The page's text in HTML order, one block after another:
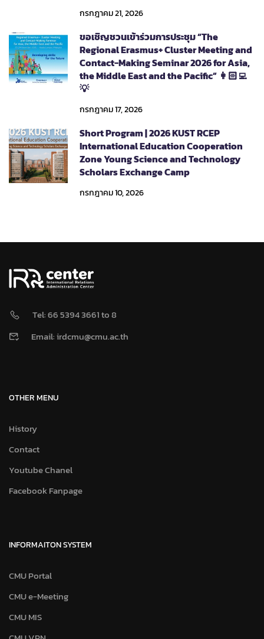
กรกฎาคม 21, 2026
ขอเชิญชวนเข้าร่วมการประชุม “The
Regional Erasmus+ Cluster Meeting and
Contact-Making Seminar 2026 for Asia,
the Middle East and the Pacific” 👩🏻‍💻
💡
กรกฎาคม 17, 2026
Short Program | 2026 KUST RCEP
International Education Cooperation
Zone Young Science and Technology
Scholars Exchange Camp
กรกฎาคม 10, 2026
Tel: 66 5394 3661 to 8
Email: irdcmu@cmu.ac.th
OTHER MENU
History
Contact
Youtube Chanel
Facebook Fanpage
INFORMAITON SYSTEM
CMU Portal
CMU e-Meeting
CMU MIS